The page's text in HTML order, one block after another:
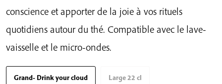
conscience et apporter de la joie à vos rituels
quotidiens autour du thé. Compatible avec le lave-
vaisselle et le micro-ondes.
Grand- Drink your cloud Large 22 cl